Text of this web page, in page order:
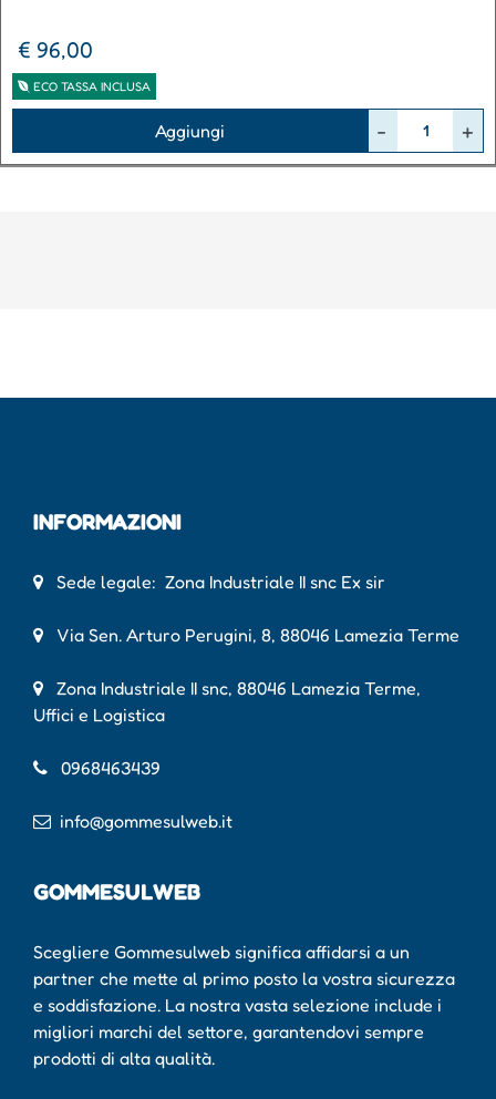
€ 96,00
ECO TASSA INCLUSA
Aggiungi
INFORMAZIONI
Sede legale: Zona Industriale II snc Ex sir
Via Sen. Arturo Perugini, 8, 88046 Lamezia Terme
Zona Industriale II snc, 88046 Lamezia Terme,
Uffici e Logistica
0968463439
info@gommesulweb.it
GOMMESULWEB
Scegliere Gommesulweb significa affidarsi a un
partner che mette al primo posto la vostra sicurezza
e soddisfazione. La nostra vasta selezione include i
migliori marchi del settore, garantendovi sempre
prodotti di alta qualità.